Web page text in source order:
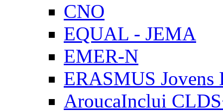
CNO
EQUAL - JEMA
EMER-N
ERASMUS Jovens
AroucaInclui